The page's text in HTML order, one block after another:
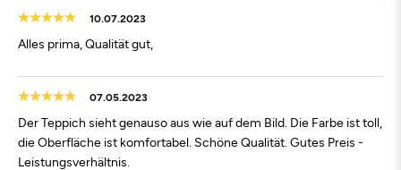
10.07.2023
Alles prima, Qualität gut,
07.05.2023
Der Teppich sieht genauso aus wie auf dem Bild. Die Farbe ist toll,
die Oberfläche ist komfortabel. Schöne Qualität. Gutes Preis -
Leistungsverhältnis.